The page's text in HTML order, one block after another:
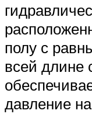
полу с
всей длине
давление